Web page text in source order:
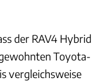
der RAV4 Hybrid
Toyota-
vergleichsweise